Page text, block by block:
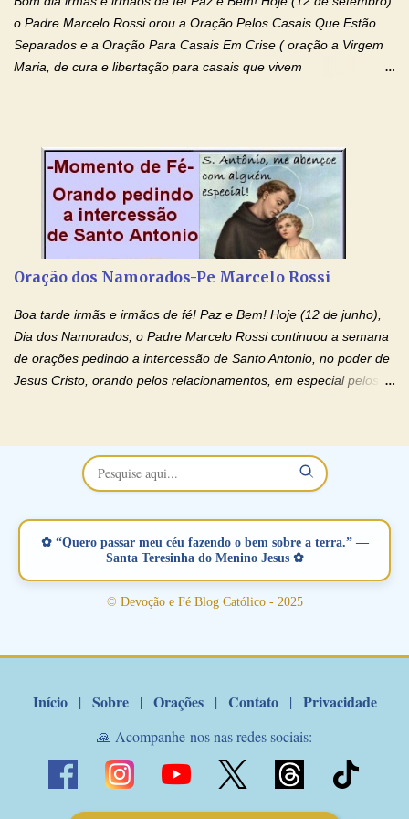
o Padre Marcelo Rossi orou a Oração Pelos Casais Que Estão
Separados e a Oração Para Casais Em Crise ( oração a Virgem
Maria, de cura e libertação para casais que vivem
no programa de rádio Momento de Fé, pela cura dos
relacionamentos. Seu relacionamento está doente? Você está
sofrendo? Então ouça o Momento de Fé e entre nesta corrente
de orações abençoadas, d eixe o Amor Ágape de Jesus curar e
restaurar você e seu relacionamento. Adriana-Devoção e Fé
separados, devido ao envolvimento de outras pessoas no
relacionamento e que minaram, espiritualmente, a relação do
casal. Vamos orar (coloque o seu esposo ou esposa diante de
Deus). "Senhor Jesus, restaura os laços ...
Oração dos Namorados-Pe Marcelo Rossi
Boa tarde irmãs e irmãos de fé! Paz e Bem! Hoje (12 de junho),
Dia dos Namorados, o Padre Marcelo Rossi continuou a semana
de orações pedindo a intercessão de Santo Antonio, no poder de
Jesus Cristo, orando pelos relacionamentos, em especial pelos
maravilhosos cartões que coloquei aqui para vocês. Não perca
esta abençoada semana no Momento de Fé do Padre Marcelo,
vamos juntos formar esta forte corrente de orações. Você que
verdadeiro, ou que está com problemas no relacionamento
amoroso, creia na poderosa intercessão deste santo amigo:
Santo Antonio! Tenha fé, não desista, pois ele intercede por nós
junto a Jesus! Fique no Amor Ágape de Jesus e no Amor Materno
✿ “Quero passar meu céu fazendo o bem sobre a terra.” —
Santa Teresinha do Menino Jesus ✿
© Devoção e Fé Blog Católico - 2025
Início | Sobre | Orações | Contato | Privacidade
🙏 Acompanhe-nos nas redes sociais: